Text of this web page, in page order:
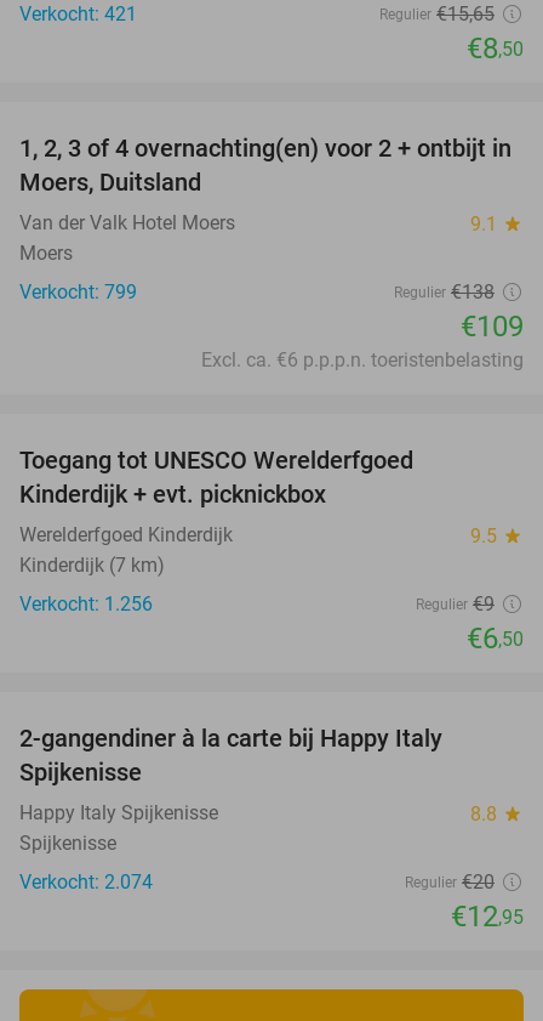
Verkocht: 421
Regulier €15,65
€8,50
21%
1, 2, 3 of 4 overnachting(en) voor 2 + ontbijt in
Moers, Duitsland
Van der Valk Hotel Moers 9.1 star
Moers
Verkocht: 799
Regulier €138
€109
Excl. ca. €6 p.p.p.n. toeristenbelasting
Toegang tot UNESCO Werelderfgoed
Kinderdijk + evt. picknickbox
Werelderfgoed Kinderdijk 9.5 star
Kinderdijk (7 km)
Verkocht: 1.256
Regulier €9
€6,50
2-gangendiner à la carte bij Happy Italy
Spijkenisse
Happy Italy Spijkenisse 8.8 star
Spijkenisse
Verkocht: 2.074
Regulier €20
€12,95